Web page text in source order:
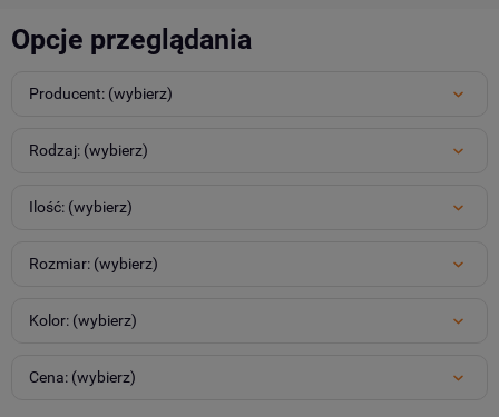
Opcje przeglądania
Producent: (wybierz)
Rodzaj: (wybierz)
Ilość: (wybierz)
Rozmiar: (wybierz)
Kolor: (wybierz)
Cena: (wybierz)